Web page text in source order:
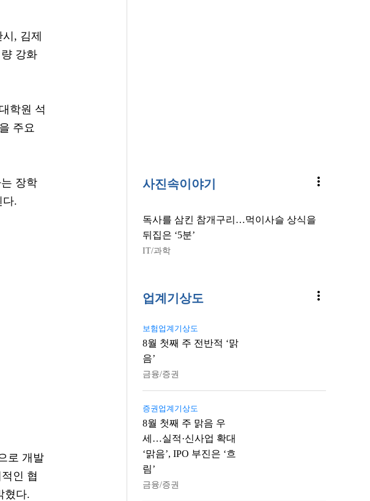
, 김제
강화
학원 석
주요
장학
다.
로 개발
인 협
혔다.
사진속이야기 more_vert
독사를 삼킨 참개구리…먹이사슬 상식을
뒤집은 ‘5분’
IT/과학
업계기상도 more_vert
보험업계기상도
8월 첫째 주 전반적 ‘맑
음’
금융/증권
증권업계기상도
8월 첫째 주 맑음 우
세…실적·신사업 확대
‘맑음’, IPO 부진은 ‘흐
림’
금융/증권